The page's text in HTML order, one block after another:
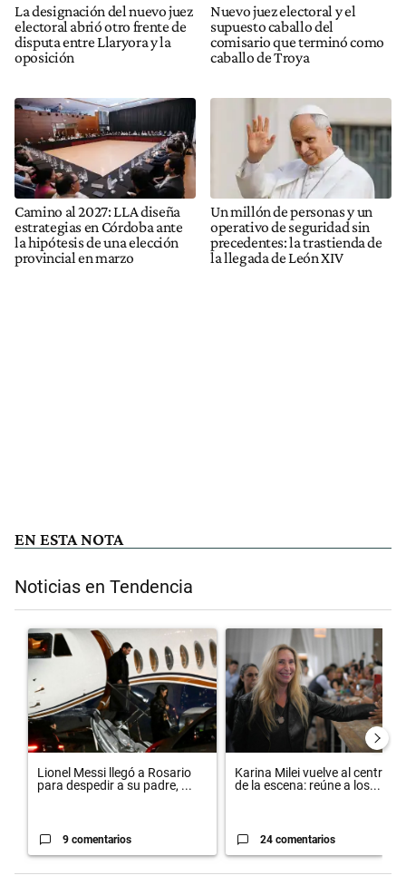
La designación del nuevo juez
electoral abrió otro frente de
disputa entre Llaryora y la
oposición
Nuevo juez electoral y el
supuesto caballo del
comisario que terminó como
caballo de Troya
Camino al 2027: LLA diseña
estrategias en Córdoba ante
la hipótesis de una elección
provincial en marzo
Un millón de personas y un
operativo de seguridad sin
precedentes: la trastienda de
la llegada de León XIV
EN ESTA NOTA
Noticias en Tendencia
Un artículo de tendencia con el título "Lionel Messi llegó a Rosario
Lionel Messi llegó a Rosario
para despedir a su padre, ...
9 comentarios
Un artículo de tendencia con el
Karina Milei vuelve al centro
de la escena: reúne a los...
24 comentarios